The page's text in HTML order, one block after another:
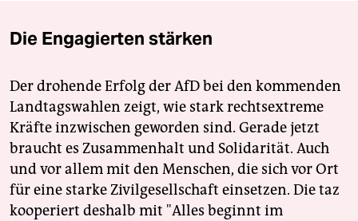
Die Engagierten stärken
Der drohende Erfolg der AfD bei den kommenden
Landtagswahlen zeigt, wie stark rechtsextreme
Kräfte inzwischen geworden sind. Gerade jetzt
braucht es Zusammenhalt und Solidarität. Auch
und vor allem mit den Menschen, die sich vor Ort
für eine starke Zivilgesellschaft einsetzen. Die taz
kooperiert deshalb mit "Alles beginnt im